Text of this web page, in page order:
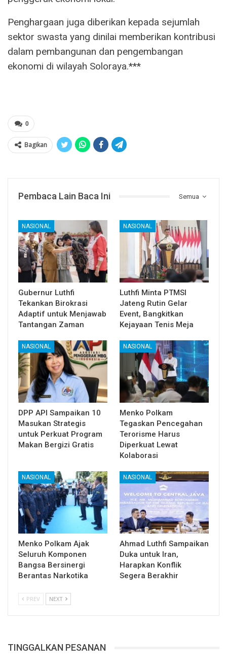
Penghargaan juga diberikan kepada sejumlah
sektor swasta yang dinilai memberikan kontribusi
dalam pembangunan dan pengembangan
ekonomi di wilayah Soloraya.***
0
Bagikan
Semua
Pembaca Lain Baca Ini
NASIONAL
Gubernur Luthfi
Tekankan Birokrasi
Adaptif untuk Menjawab
Tantangan Zaman
NASIONAL
Luthfi Minta PTMSI
Jateng Rutin Gelar
Event, Bangkitkan
Kejayaan Tenis Meja
NASIONAL
DPP API Sampaikan 10
Masukan Strategis
untuk Perkuat Program
Makan Bergizi Gratis
NASIONAL
Menko Polkam
Tegaskan Pencegahan
Terorisme Harus
Diperkuat Lewat
Kolaborasi
NASIONAL
Menko Polkam Ajak
Seluruh Komponen
Bangsa Bersinergi
Berantas Narkotika
NASIONAL
Ahmad Luthfi Sampaikan
Duka untuk Iran,
Harapkan Konflik
Segera Berakhir
PREV NEXT
TINGGALKAN PESANAN